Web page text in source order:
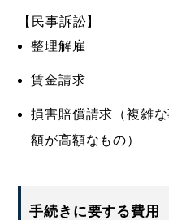
【民事訴訟】
整理解雇
賃金請求
損害賠償請求（複雑
額が高額なもの）
手続きに要する費用